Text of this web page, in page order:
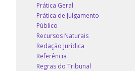
Prática Geral
Prática de Julgamento
Público
Recursos Naturais
Redação Jurídica
Referência
Regras do Tribunal